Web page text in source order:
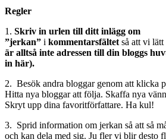
Regler
1. Skriv in urlen till ditt inlägg om
”jerkan” i kommentarsfältet så att vi
är alltså inte adressen till din bloggs
in här).
2. Besök andra bloggar genom att klicka
Hitta nya bloggar att följa. Skaffa nya
Skryt upp dina favoritförfattare. Ha kul!
3. Sprid information om jerkan så att så
och kan dela med sig. Ju fler vi blir desto